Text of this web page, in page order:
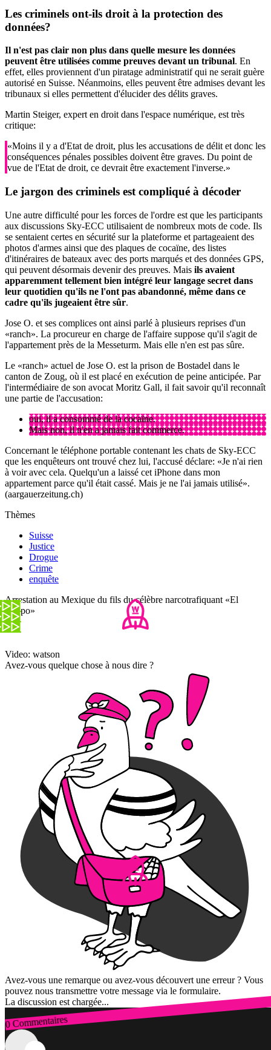
Les criminels ont-ils droit à la protection des
données?
Il n'est pas clair non plus dans quelle mesure les données
peuvent être utilisées comme preuves devant un tribunal. En
effet, elles proviennent d'un piratage administratif qui ne serait guère
autorisé en Suisse. Néanmoins, elles peuvent être admises devant les
tribunaux si elles permettent d'élucider des délits graves.
Martin Steiger, expert en droit dans l'espace numérique, est très
critique:
«Moins il y a d'Etat de droit, plus les accusations de délit et donc les
conséquences pénales possibles doivent être graves. Du point de
vue de l'Etat de droit, ce devrait être exactement l'inverse.»
Le jargon des criminels est compliqué à décoder
Une autre difficulté pour les forces de l'ordre est que les participants
aux discussions Sky-ECC utilisaient de nombreux mots de code. Ils
se sentaient certes en sécurité sur la plateforme et partageaient des
photos d'armes ainsi que des plaques de cocaïne, des listes
d'itinéraires de bateaux avec des ports marqués et des données GPS,
qui peuvent désormais devenir des preuves. Mais ils avaient
apparemment tellement bien intégré leur langage secret dans
leur quotidien qu'ils ne l'ont pas abandonné, même dans ce
cadre qu'ils jugeaient être sûr.
Jose O. et ses complices ont ainsi parlé à plusieurs reprises d'un
«ranch». La procureur en charge de l'affaire suppose qu'il s'agit de
l'appartement près de la Messeturm. Mais elle n'en est pas sûre.
Le «ranch» actuel de Jose O. est la prison de Bostadel dans le
canton de Zoug, où il est placé en exécution de peine anticipée. Par
l'intermédiaire de son avocat Moritz Gall, il fait savoir qu'il reconnaît
une partie de l'accusation:
oui, il a consommé de la cocaïne.
Mais non, il n'en a jamais fait commerce.
Concernant le téléphone portable contenant les chats de Sky-ECC
que les enquêteurs ont trouvé chez lui, l'accusé déclare: «Je n'ai rien
à voir avec cela. Quelqu'un a laissé cet iPhone dans mon
appartement parce qu'il était cassé. Mais je ne l'ai jamais utilisé».
(aargauerzeitung.ch)
Thèmes
Suisse
Justice
Drogue
Crime
enquête
Arrestation au Mexique du fils du célèbre narcotrafiquant «El
Chapo»
Video: watson
Avez-vous quelque chose à nous dire ?
Avez-vous une remarque ou avez-vous découvert une erreur ? Vous
pouvez nous transmettre votre message via le formulaire.
La discussion est chargée...
0 Commentaires
Connexion